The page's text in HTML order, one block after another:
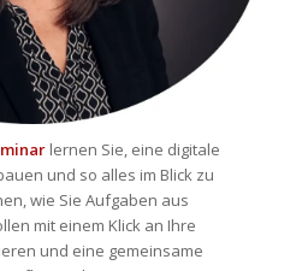
lernen Sie, eine digitale
und so alles im Blick zu
wie Sie Aufgaben aus
mit einem Klick an Ihre
und eine gemeinsame